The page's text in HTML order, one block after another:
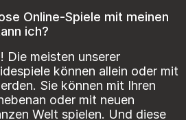
Online-Spiele mit meinen
ich?
Die meisten unserer
können allein oder mit
Sie können mit Ihren
oder mit neuen
Welt spielen. Und diese